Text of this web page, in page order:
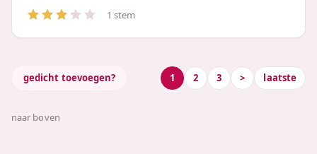
1 stem
gedicht toevoegen? 1 2 3 > laatste
naar boven